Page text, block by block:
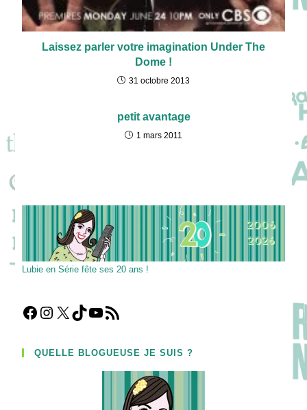
Laissez parler votre imagination Under The
Dome !
31 octobre 2013
petit avantage
1 mars 2011
Lubie en Série fête ses 20 ans !
Facebook
Instagram
X TikTokYouTube
Flux RSS
QUELLE BLOGUEUSE JE SUIS ?